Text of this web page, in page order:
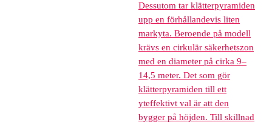
Dessutom tar klätterpyramiden
upp en förhållandevis liten
markyta. Beroende på modell
krävs en cirkulär säkerhetszon
med en diameter på cirka 9–
14,5 meter. Det som gör
klätterpyramiden till ett
yteffektivt val är att den
bygger på höjden. Till skillnad